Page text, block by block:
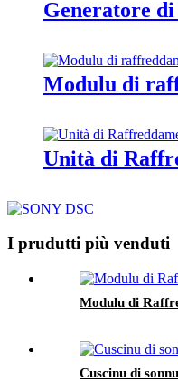
Generatore
Modulu di
Unità di
I prudutti più venduti
Modulu di
Cuscinu di